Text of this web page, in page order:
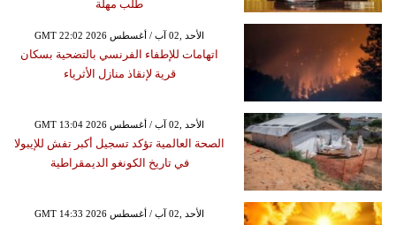
طلب مهلة
GMT 22:02 2026 الأحد ,02 آب / أغسطس
اتهامات للإطفاء الفرنسي بالتضحية بسكان
قرية لإنقاذ منازل الأثرياء
GMT 13:04 2026 الأحد ,02 آب / أغسطس
الصحة العالمية تؤكد تسجيل أكبر تفش للإيبولا
في تاريخ الكونغو الديمقراطية
GMT 14:33 2026 الأحد ,02 آب / أغسطس